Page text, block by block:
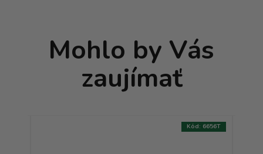
Mohlo by Vás
zaujímať
Kód: 6656T